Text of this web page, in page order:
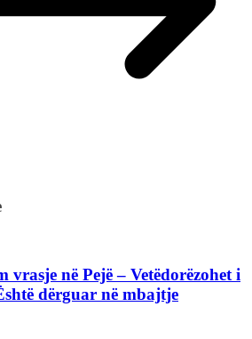
në Pejë – Vetëdorëzohet i
dërguar në mbajtje